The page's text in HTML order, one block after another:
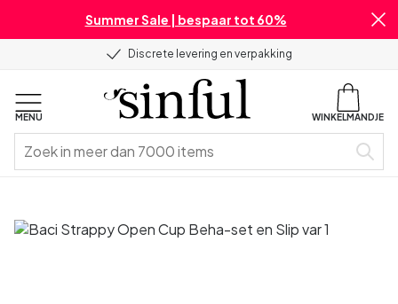
Summer Sale | bespaar tot 60%
Discrete levering en verpakking
MENU WINKELMANDJE